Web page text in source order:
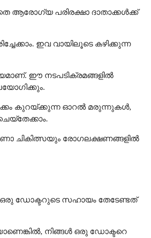
ആരോഗ്യ പരിരക്ഷാ ദാതാക്കൾക്ക്
ഇവ വായിലൂടെ കഴിക്കുന്ന
ഈ നടപടിക്രമങ്ങളിൽ
കുറയ്ക്കുന്ന ഓറൽ മരുന്നുകൾ,
ചികിത്സയും രോഗലക്ഷണങ്ങളിൽ
ഒരു ഡോക്ടറുടെ സഹായം തേടേണ്ടത്
നിങ്ങൾ ഒരു ഡോക്ടറെ